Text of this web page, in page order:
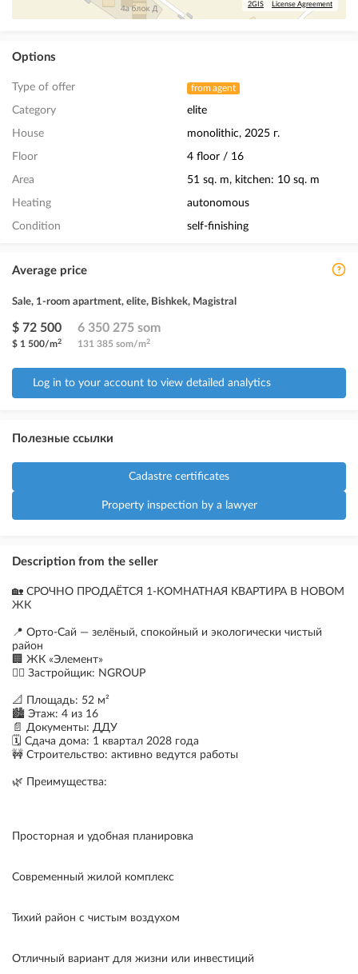
2GIS License Agreement
Options
Type of offer from agent
Category elite
House monolithic, 2025 г.
Floor 4 floor / 16
Area 51 sq. m, kitchen: 10 sq. m
Heating autonomous
Condition self-finishing
Average price
Sale, 1-room apartment, elite, Bishkek, Magistral
$ 72 500
$ 1 500/m2
6 350 275 som
131 385 som/m2
Log in to your account to view detailed analytics
Полезные ссылки
Cadastre certificates
Property inspection by a lawyer
Description from the seller
🏡 СРОЧНО ПРОДАЁТСЯ 1-КОМНАТНАЯ КВАРТИРА В НОВОМ
ЖК
📍 Орто-Сай — зелёный, спокойный и экологически чистый
район
🏢 ЖК «Элемент»
👷‍♂️ Застройщик: NGROUP
📐 Площадь: 52 м²
🏙 Этаж: 4 из 16
📄 Документы: ДДУ
🗓 Сдача дома: 1 квартал 2028 года
🚧 Строительство: активно ведутся работы
🌿 Преимущества:
Просторная и удобная планировка
Современный жилой комплекс
Тихий район с чистым воздухом
Отличный вариант для жизни или инвестиций